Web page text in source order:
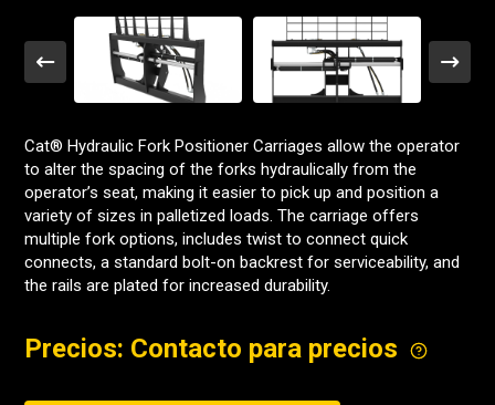
Cat® Hydraulic Fork Positioner Carriages allow the operator
to alter the spacing of the forks hydraulically from the
operator’s seat, making it easier to pick up and position a
variety of sizes in palletized loads. The carriage offers
multiple fork options, includes twist to connect quick
connects, a standard bolt-on backrest for serviceability, and
the rails are plated for increased durability.
Precios: Contacto para precios